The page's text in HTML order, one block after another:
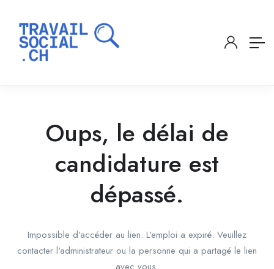
Oups, le délai de
candidature est
dépassé.
Impossible d'accéder au lien. L'emploi a expiré. Veuillez
contacter l'administrateur ou la personne qui a partagé le lien